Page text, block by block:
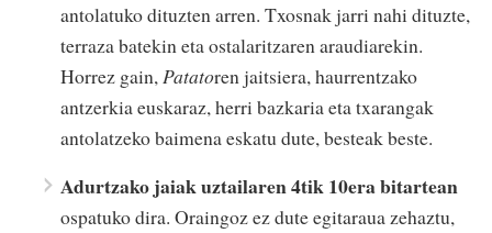
antolatuko dituzten arren. Txosnak jarri nahi dituzte,
terraza batekin eta ostalaritzaren araudiarekin.
Horrez gain,Patatoren jaitsiera, haurrentzako
antzerkia euskaraz, herri bazkaria eta txarangak
antolatzeko baimena eskatu dute, besteak beste.
Adurtzako jaiak uztailaren 4tik 10era bitartean
ospatuko dira. Oraingoz ez dute egitaraua zehaztu,